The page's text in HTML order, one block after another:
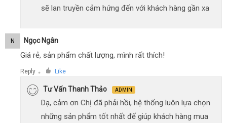
sẽ lan truyền cảm hứng đến với khách hàng gần xa
N Ngọc Ngân
Giá rẻ, sản phẩm chất lượng, mình rất thích!
Reply ● Like
Tư Vấn Thanh Thảo ADMIN
Dạ, cảm ơn Chị đã phải hồi, hệ thống luôn lựa chọn
những sản phẩm tốt nhất để giúp khách hàng mua